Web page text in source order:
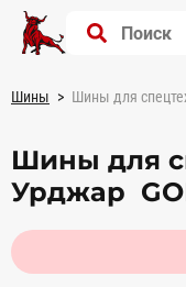
Шины Шины для
Шины для
Урджар